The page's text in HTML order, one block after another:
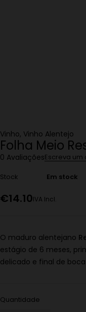
Vinho, Vinho Alentejo
Folha Meio
0 AvaliaçõesEscreva
Stock Em stock
€14.10IVA Incl.
O maduro alentejano
estágio de 6 meses,
delicado e final de
Quantidade